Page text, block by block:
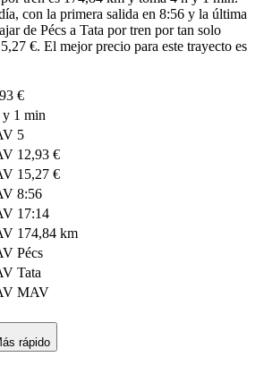
con la primera salida en 8:56 y la última
de Pécs a Tata por tren por tan solo
€. El mejor precio para este trayecto es
€
y 1 min
5
12,93 €
15,27 €
8:56
17:14
174,84 km
Pécs
Tata
MAV
rápido